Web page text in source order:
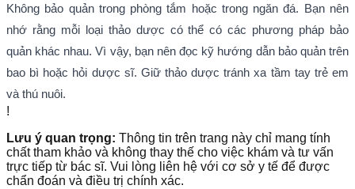
Không bảo quản trong phòng tắm hoặc trong ngăn đá. Bạn nên
nhớ rằng mỗi loại thảo dược có thể có các phương pháp bảo
quản khác nhau. Vì vậy, bạn nên đọc kỹ hướng dẫn bảo quản trên
bao bì hoặc hỏi dược sĩ. Giữ thảo dược tránh xa tầm tay trẻ em
và thú nuôi.
!
Lưu ý quan trọng: Thông tin trên trang này chỉ mang tính
chất tham khảo và không thay thế cho việc khám và tư vấn
trực tiếp từ bác sĩ. Vui lòng liên hệ với cơ sở y tế để được
chẩn đoán và điều trị chính xác.